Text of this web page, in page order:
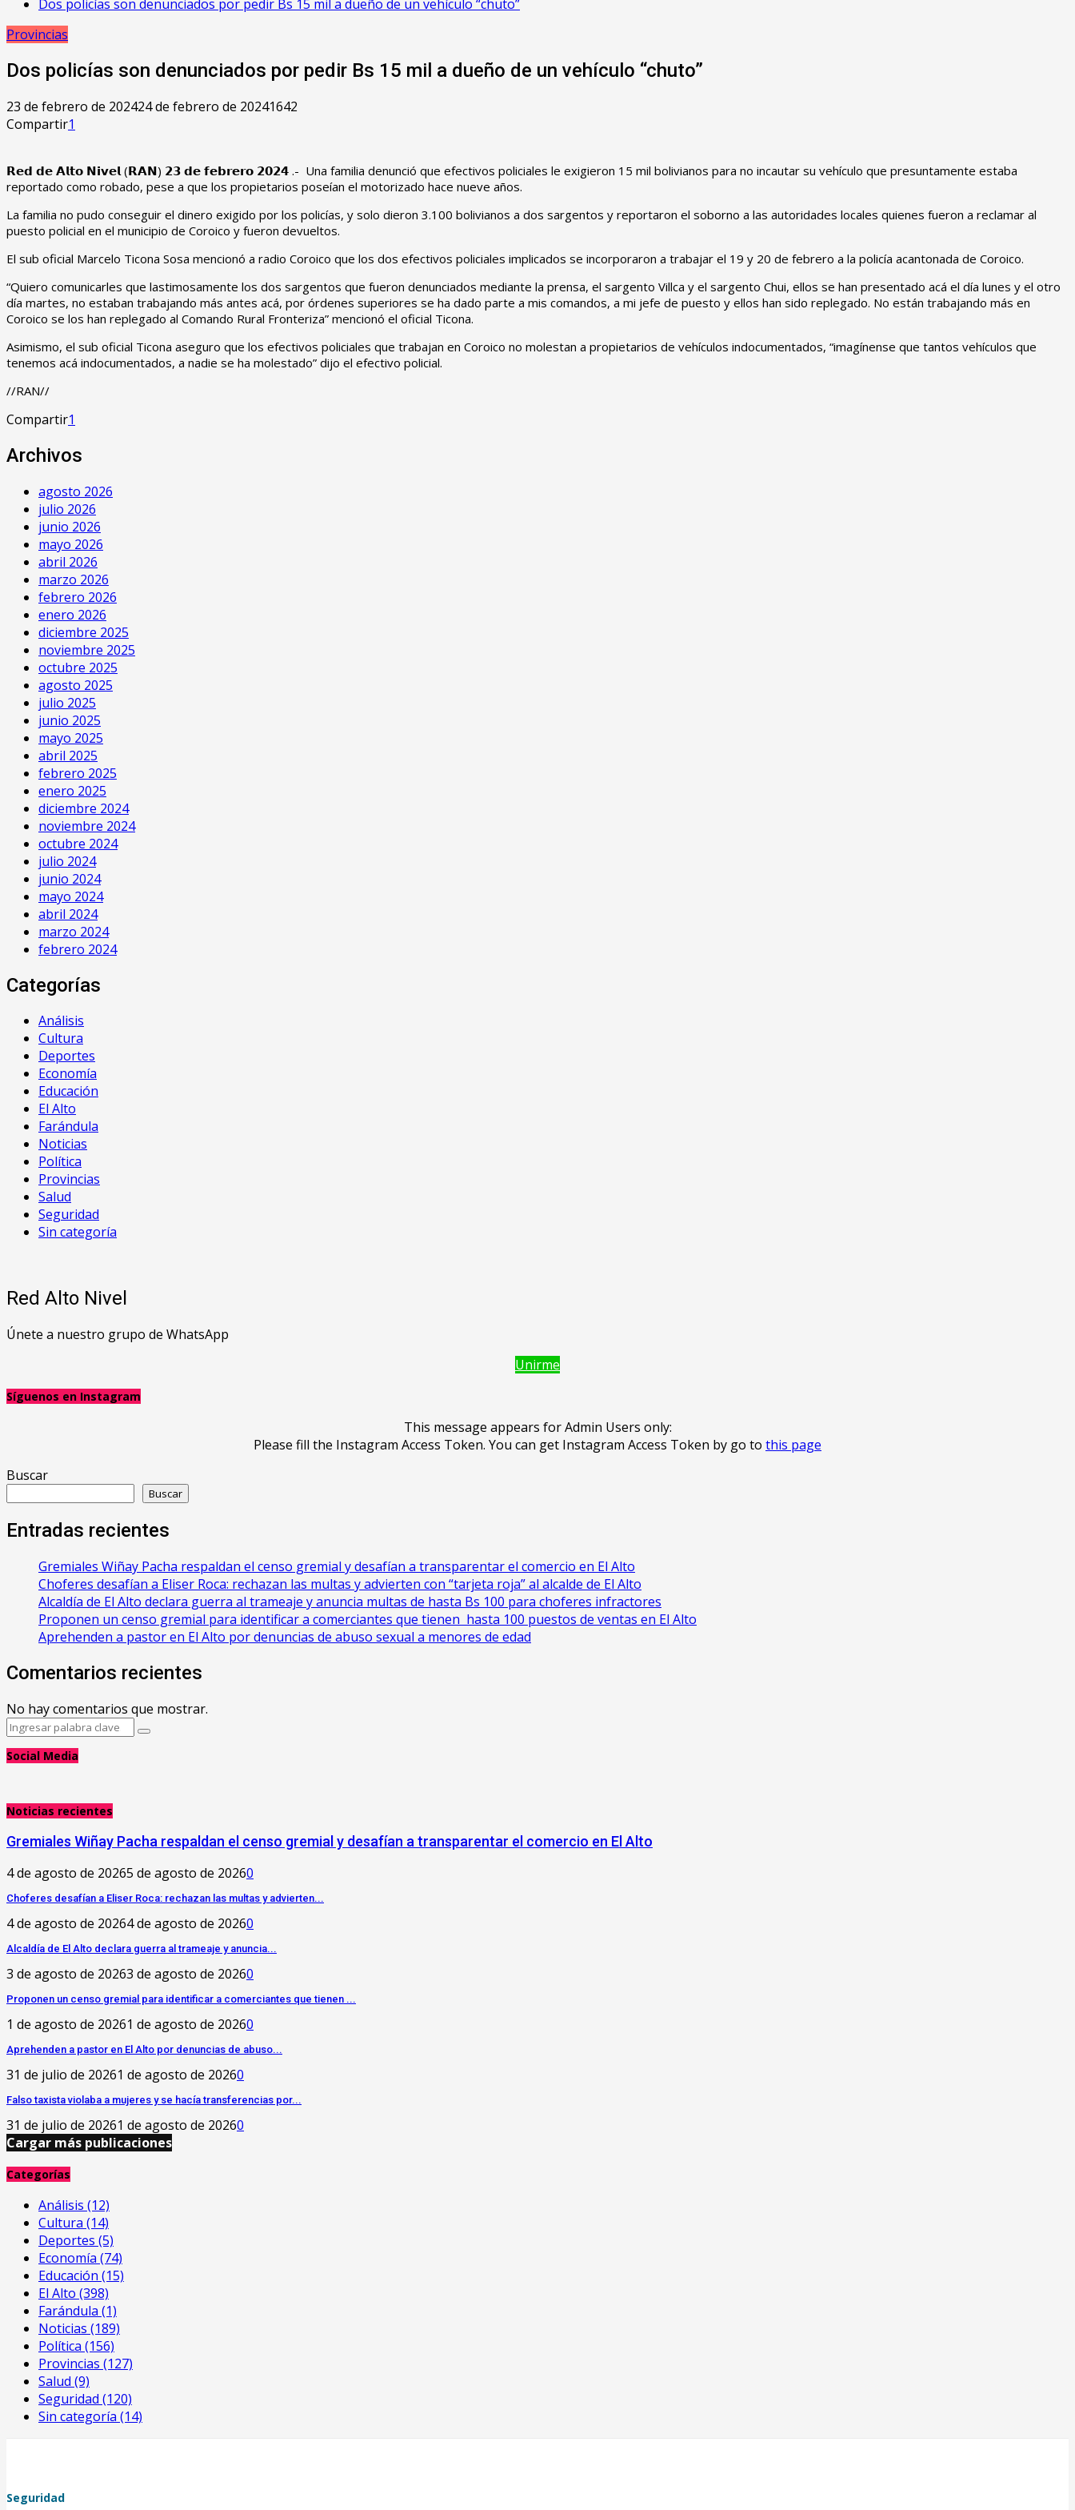
Dos policías son denunciados por pedir Bs 15 mil a dueño de un vehículo “chuto”
Provincias
Dos policías son denunciados por pedir Bs 15 mil a dueño de un vehículo “chuto”
23 de febrero de 202424 de febrero de 20241642
Compartir1
𝗥𝗲𝗱 𝗱𝗲 𝗔𝗹𝘁𝗼 𝗡𝗶𝘃𝗲𝗹 (𝗥𝗔𝗡) 𝟮𝟯 𝗱𝗲 𝗳𝗲𝗯𝗿𝗲𝗿𝗼 𝟮𝟬𝟮𝟰 .- Una familia denunció que efectivos policiales le exigieron 15 mil bolivianos para no incautar su vehículo que presuntamente estaba
reportado como robado, pese a que los propietarios poseían el motorizado hace nueve años.
La familia no pudo conseguir el dinero exigido por los policías, y solo dieron 3.100 bolivianos a dos sargentos y reportaron el soborno a las autoridades locales quienes fueron a reclamar al
puesto policial en el municipio de Coroico y fueron devueltos.
El sub oficial Marcelo Ticona Sosa mencionó a radio Coroico que los dos efectivos policiales implicados se incorporaron a trabajar el 19 y 20 de febrero a la policía acantonada de Coroico.
“Quiero comunicarles que lastimosamente los dos sargentos que fueron denunciados mediante la prensa, el sargento Villca y el sargento Chui, ellos se han presentado acá el día lunes y el otro
día martes, no estaban trabajando más antes acá, por órdenes superiores se ha dado parte a mis comandos, a mi jefe de puesto y ellos han sido replegado. No están trabajando más en
Coroico se los han replegado al Comando Rural Fronteriza” mencionó el oficial Ticona.
Asimismo, el sub oficial Ticona aseguro que los efectivos policiales que trabajan en Coroico no molestan a propietarios de vehículos indocumentados, “imagínense que tantos vehículos que
tenemos acá indocumentados, a nadie se ha molestado” dijo el efectivo policial.
//RAN//
Compartir1
Archivos
agosto 2026
julio 2026
junio 2026
mayo 2026
abril 2026
marzo 2026
febrero 2026
enero 2026
diciembre 2025
noviembre 2025
octubre 2025
agosto 2025
julio 2025
junio 2025
mayo 2025
abril 2025
febrero 2025
enero 2025
diciembre 2024
noviembre 2024
octubre 2024
julio 2024
junio 2024
mayo 2024
abril 2024
marzo 2024
febrero 2024
Categorías
Análisis
Cultura
Deportes
Economía
Educación
El Alto
Farándula
Noticias
Política
Provincias
Salud
Seguridad
Sin categoría
Red Alto Nivel
Únete a nuestro grupo de WhatsApp
Unirme
Síguenos en Instagram
This message appears for Admin Users only:
Please fill the Instagram Access Token. You can get Instagram Access Token by go to this page
Buscar
Buscar
Entradas recientes
Gremiales Wiñay Pacha respaldan el censo gremial y desafían a transparentar el comercio en El Alto
Choferes desafían a Eliser Roca: rechazan las multas y advierten con “tarjeta roja” al alcalde de El Alto
‎Alcaldía de El Alto declara guerra al trameaje y anuncia multas de hasta Bs 100 para choferes infractores
Proponen un censo gremial para identificar a comerciantes que tienen hasta 100 puestos de ventas en El Alto
Aprehenden a pastor en El Alto por denuncias de abuso sexual a menores de edad
Comentarios recientes
No hay comentarios que mostrar.
Search
Search
Social Media
Noticias recientes
Gremiales Wiñay Pacha respaldan el censo gremial y desafían a transparentar el comercio en El Alto
4 de agosto de 20265 de agosto de 20260
Choferes desafían a Eliser Roca: rechazan las multas y advierten...
4 de agosto de 20264 de agosto de 20260
‎Alcaldía de El Alto declara guerra al trameaje y anuncia...
3 de agosto de 20263 de agosto de 20260
Proponen un censo gremial para identificar a comerciantes que tienen ...
1 de agosto de 20261 de agosto de 20260
Aprehenden a pastor en El Alto por denuncias de abuso...
31 de julio de 20261 de agosto de 20260
Falso taxista violaba a mujeres y se hacía transferencias por...
31 de julio de 20261 de agosto de 20260
Cargar más publicaciones
Categorías
Análisis (12)
Cultura (14)
Deportes (5)
Economía (74)
Educación (15)
El Alto (398)
Farándula (1)
Noticias (189)
Política (156)
Provincias (127)
Salud (9)
Seguridad (120)
Sin categoría (14)
Seguridad